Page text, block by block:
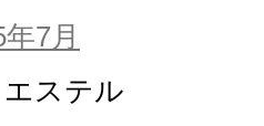
7月
ステル